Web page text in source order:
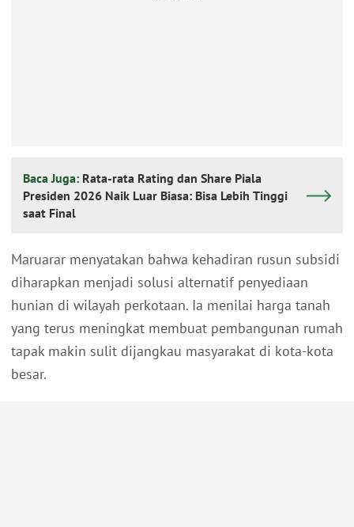
Baca Juga: Rata-rata Rating dan Share Piala
Presiden 2026 Naik Luar Biasa: Bisa Lebih Tinggi
saat Final
Maruarar menyatakan bahwa kehadiran rusun subsidi
diharapkan menjadi solusi alternatif penyediaan
hunian di wilayah perkotaan. Ia menilai harga tanah
yang terus meningkat membuat pembangunan rumah
tapak makin sulit dijangkau masyarakat di kota-kota
besar.